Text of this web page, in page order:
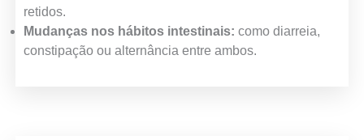
retidos.
Mudanças nos hábitos intestinais: como diarreia,
constipação ou alternância entre ambos.